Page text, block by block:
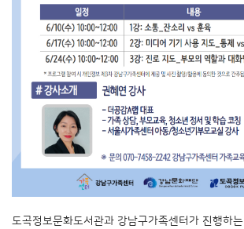
도곡정보문화도서관과 강남구가족센터가 진행하